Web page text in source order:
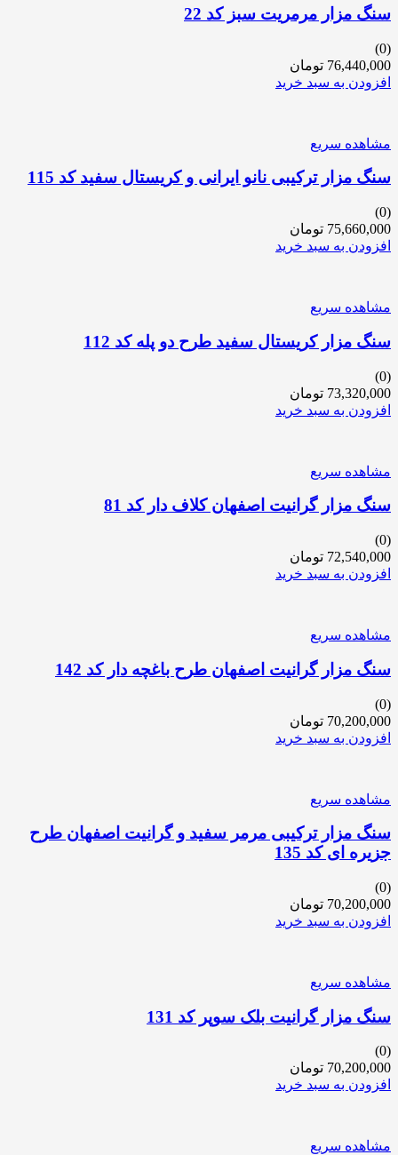
سنگ مزار مرمریت سبز کد 22
(0)
76,440,000 تومان
افزودن به سبد خرید
مشاهده سریع
سنگ مزار ترکیبی نانو ایرانی و کریستال سفید کد 115
(0)
75,660,000 تومان
افزودن به سبد خرید
مشاهده سریع
سنگ مزار کریستال سفید طرح دو پله کد 112
(0)
73,320,000 تومان
افزودن به سبد خرید
مشاهده سریع
سنگ مزار گرانیت اصفهان کلاف دار کد 81
(0)
72,540,000 تومان
افزودن به سبد خرید
مشاهده سریع
سنگ مزار گرانیت اصفهان طرح باغچه دار کد 142
(0)
70,200,000 تومان
افزودن به سبد خرید
مشاهده سریع
سنگ مزار ترکیبی مرمر سفید و گرانیت اصفهان طرح
جزیره ای کد 135
(0)
70,200,000 تومان
افزودن به سبد خرید
مشاهده سریع
سنگ مزار گرانیت بلک سوپر کد 131
(0)
70,200,000 تومان
افزودن به سبد خرید
مشاهده سریع